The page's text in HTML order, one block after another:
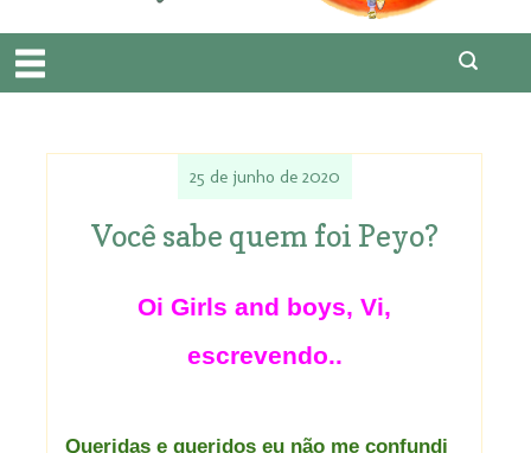
25 de junho de 2020
Você sabe quem foi Peyo?
Oi Girls and boys, Vi,
escrevendo..
Queridas e queridos eu não me confundi